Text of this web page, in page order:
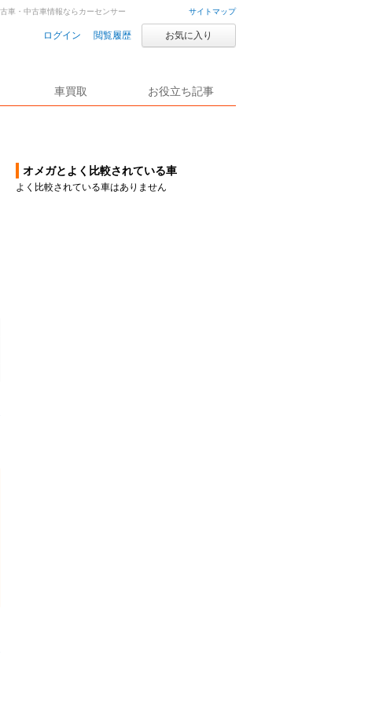
サイトマップ
ログイン 閲覧履歴 お気に入り
車買取 お役立ち記事
車・中古車情報ならカーセンサー
オメガとよく比較されている車
よく比較されている車はありません